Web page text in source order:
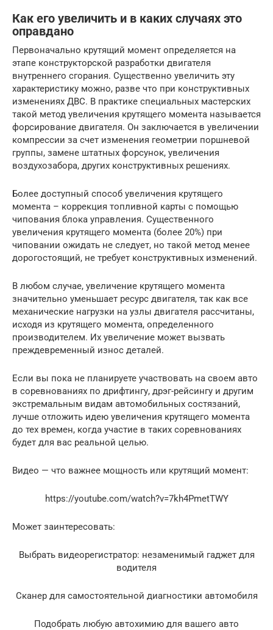
Как его увеличить и в каких случаях это
оправдано
Первоначально крутящий момент определяется на
этапе конструкторской разработки двигателя
внутреннего сгорания. Существенно увеличить эту
характеристику можно, разве что при конструктивных
изменениях ДВС. В практике специальных мастерских
такой метод увеличения крутящего момента называется
форсирование двигателя. Он заключается в увеличении
компрессии за счет изменения геометрии поршневой
группы, замене штатных форсунок, увеличения
воздухозабора, других конструктивных решениях.
Более доступный способ увеличения крутящего
момента – коррекция топливной карты с помощью
чипования блока управления. Существенного
увеличения крутящего момента (более 20%) при
чиповании ожидать не следует, но такой метод менее
дорогостоящий, не требует конструктивных изменений.
В любом случае, увеличение крутящего момента
значительно уменьшает ресурс двигателя, так как все
механические нагрузки на узлы двигателя рассчитаны,
исходя из крутящего момента, определенного
производителем. Их увеличение может вызвать
преждевременный износ деталей.
Если вы пока не планируете участвовать на своем авто
в соревнованиях по дрифтингу, дрэг-рейсингу и другим
экстремальным видам автомобильных состязаний,
лучше отложить идею увеличения крутящего момента
до тех времен, когда участие в таких соревнованиях
будет для вас реальной целью.
Видео — что важнее мощность или крутящий момент:
https://youtube.com/watch?v=7kh4PmetTWY
Может заинтересовать:
Выбрать видеорегистратор: незаменимый гаджет для
водителя
Сканер для самостоятельной диагностики автомобиля
Подобрать любую автохимию для вашего авто